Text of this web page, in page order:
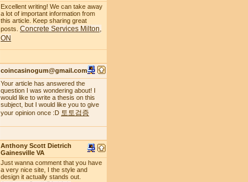
Excellent writing! We can take away
a lot of important information from
this article. Keep sharing great
posts. Concrete Services Milton,
ON
coincasinogum@gmail.com
Your article has answered the
question I was wondering about! I
would like to write a thesis on this
subject, but I would like you to give
your opinion once :D 토토검증
Anthony Scott Dietrich
Gainesville VA
Just wanna comment that you have
a very nice site, I the style and
design it actually stands out.